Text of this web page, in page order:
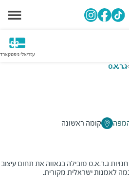
עזריאלי גיפטקארד
>ג.ר.א.ס
קומה ראשונה
שנה, רשת חנויות ג.ר.א.ס מובילה בגאווה את תחום עיצוב
לאמנות ישראלית מקורית.